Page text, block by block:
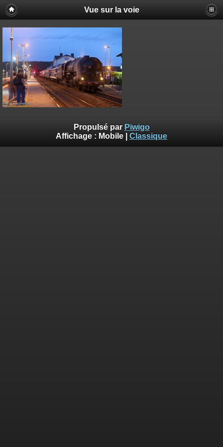
Vue sur la voie
Propulsé par Piwigo
Affichage : Mobile Classique